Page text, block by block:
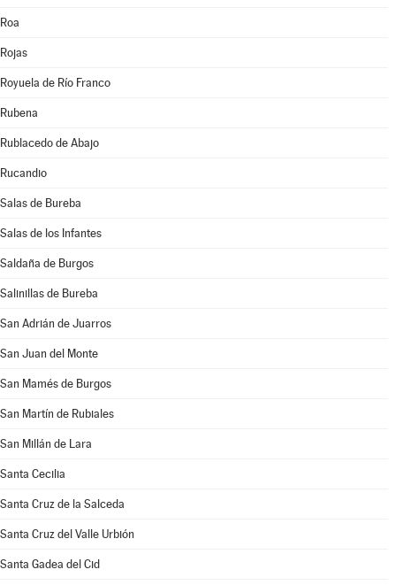
Roa
Rojas
Royuela de Río Franco
Rubena
Rublacedo de Abajo
Rucandio
Salas de Bureba
Salas de los Infantes
Saldaña de Burgos
Salinillas de Bureba
San Adrián de Juarros
San Juan del Monte
San Mamés de Burgos
San Martín de Rubiales
San Millán de Lara
Santa Cecilia
Santa Cruz de la Salceda
Santa Cruz del Valle Urbión
Santa Gadea del Cid